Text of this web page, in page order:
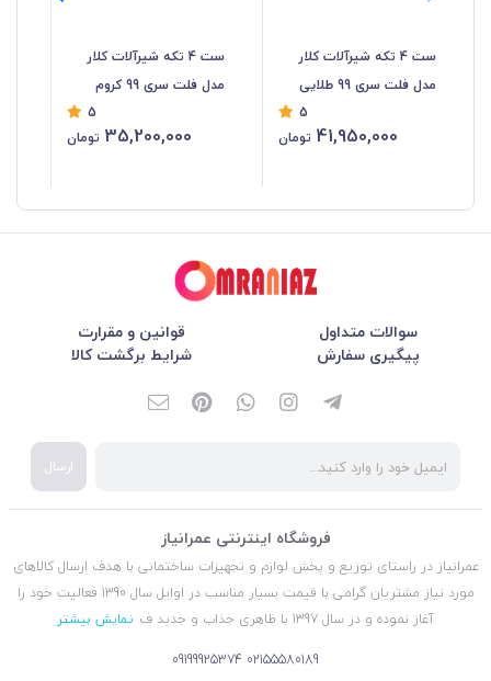
ست 4 تکه شیرآلات کلار
مدل فلت سری 99 طلایی
5
41,950,000 تومان
ست 4 تکه شیرآلات کلار
مدل فلت سری 99 کروم
5
35,200,000 تومان
سوالات متداول
قوانین و مقرارت
پیگیری سفارش
شرایط برگشت کالا
ارسال
فروشگاه اینترنتی عمرانیاز
عمرانیاز در راستای توزیع و پخش لوازم و تجهیزات ساختمانی با هدف ارسال کالاهای
مورد نیاز مشتریان گرامی با قیمت بسیار مناسب در اوایل سال 1390 فعالیت خود را
آغاز نموده و در سال 1397 با ظاهری جذاب و جدید ف
نمایش بیشتر
02155580189
09199925374